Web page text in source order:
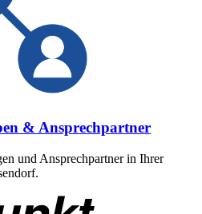
& Ansprechpartner
und Ansprechpartner in Ihrer